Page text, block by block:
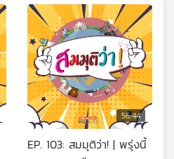
56:44
EP. 103: สมมุติว่า! | พรุ่งนี้